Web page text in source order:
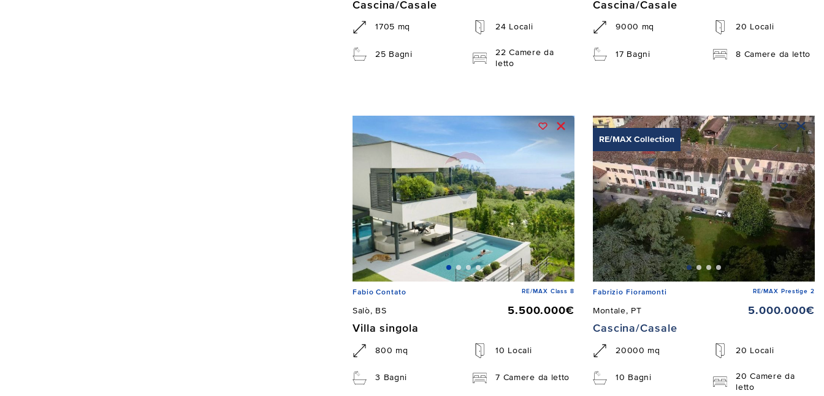
Cascina/Casale
1705 mq 24 Locali
25 Bagni
22 Camere da
letto
Cascina/Casale
9000 mq 20 Locali
17 Bagni 8 Camere da letto
Fabio Contato RE/MAX Class 8
Salò, BS
5.500.000€
Villa singola
800 mq 10 Locali
3 Bagni 7 Camere da letto
RE/MAX Collection
Fabrizio Fioramonti RE/MAX Prestige 2
Montale, PT
5.000.000€
Cascina/Casale
20000 mq 20 Locali
10 Bagni
20 Camere da
letto